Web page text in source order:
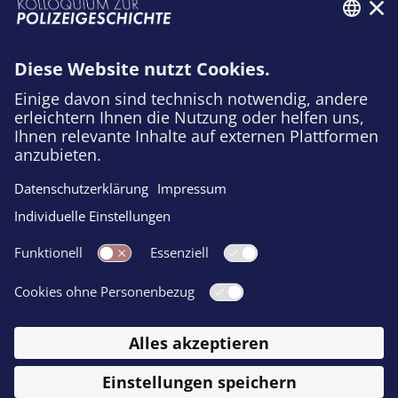
Herbert Reinkes Nachruf für Alf Lüdtke
für Polizeigeschichte 2 (2019), S. 27-
28.
1040 Wien
Datenschutzhinweis
Cookie Präferenzen